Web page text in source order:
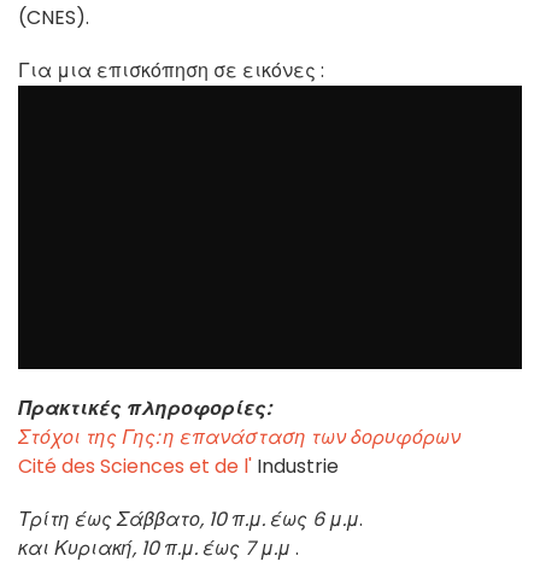
(CNES).
Για μια επισκόπηση σε εικόνες :
Πρακτικές πληροφορίες:
Στόχοι της Γης: η επανάσταση των δορυφόρων
Cité des Sciences et de l' Industrie
Τρίτη έως Σάββατο, 10 π.μ. έως 6 μ.μ.
και Κυριακή, 10 π.μ. έως 7 μ.μ .